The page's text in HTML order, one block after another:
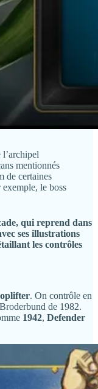
mentionnés
de certaines
le boss
qui reprend dans
ses illustrations
les contrôles
. On contrôle en
de 1982.
1942, Defender